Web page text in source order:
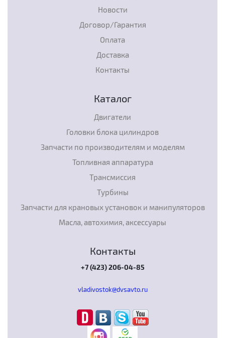
Новости
Договор/Гарантия
Оплата
Доставка
Контакты
Каталог
Двигатели
Головки блока цилиндров
Запчасти по производителям и моделям
Топливная аппаратура
Трансмиссия
Турбины
Запчасти для крановых установок и манипуляторов
Масла, автохимия, аксессуары
Контакты
+7 (423) 206-04-85
vladivostok@dvsavto.ru